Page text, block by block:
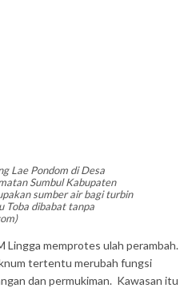
Lae Pondom di Desa
Sumbul Kabupaten
sumber air bagi turbin
Toba dibabat tanpa
Lingga memprotes ulah perambah.
tertentu merubah fungsi
dan permukiman. Kawasan itu